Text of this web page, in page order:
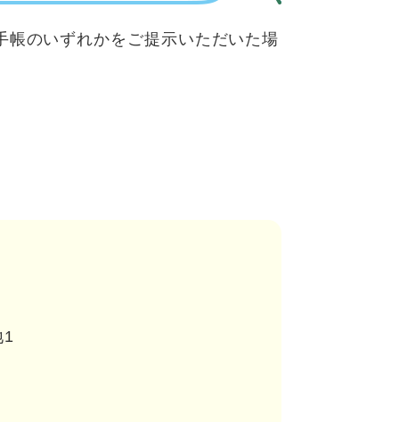
のいずれかをご提示いただいた場
1